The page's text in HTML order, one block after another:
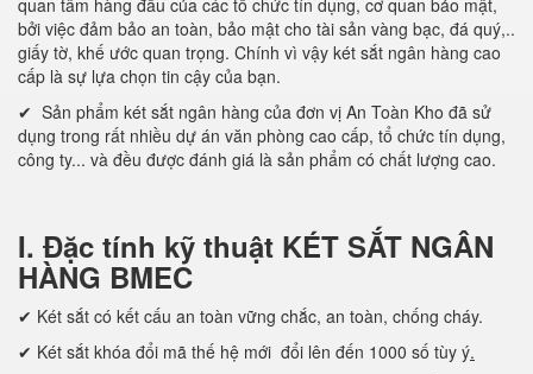
quan tâm hàng đầu của các tổ chức tín dụng, cơ quan bảo mật,
bởi việc đảm bảo an toàn, bảo mật cho tài sản vàng bạc, đá quý,..
giấy tờ, khế ước quan trọng. Chính vì vậy két sắt ngân hàng cao
cấp là sự lựa chọn tin cậy của bạn.
✔ Sản phẩm két sắt ngân hàng của đơn vị An Toàn Kho đã sử
dụng trong rất nhiều dự án văn phòng cao cấp, tổ chức tín dụng,
công ty... và đều được đánh giá là sản phẩm có chất lượng cao.
I. Đặc tính kỹ thuật KÉT SẮT NGÂN
HÀNG BMEC
✔ Két sắt có kết cấu an toàn vững chắc, an toàn, chống cháy.
✔ Két sắt khóa đổi mã thế hệ mới đổi lên đến 1000 số tùy ý.